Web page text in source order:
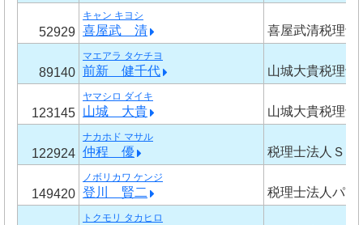
52929
キャン キヨシ
喜屋武 清 喜屋武清税理士
89140
マエアラ タケチヨ
前新 健千代 山城大貴税理士
123145
ヤマシロ ダイキ
山城 大貴 山城大貴税理士
122924
ナカホド マサル
仲程 優 税理士法人ＳＯ
149420
ノボリカワ ケンジ
登川 賢二 税理士法人パ
トクモリ タカヒロ